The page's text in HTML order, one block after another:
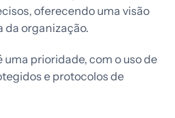
oferecendo uma visão
da organização.
uma prioridade, com o uso de
e protocolos de